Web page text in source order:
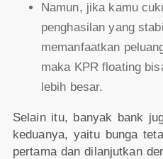
Namun, jika kamu
penghasilan yang
memanfaatkan
maka KPR floating
lebih besar.
Selain itu, banyak bank
keduanya, yaitu bunga
pertama dan dilanjutkan